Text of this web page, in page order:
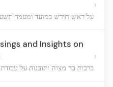
על ראש חודש כמועד ומעמד
›
and Insights on
ברכות בר מצוה ותובנות על
›